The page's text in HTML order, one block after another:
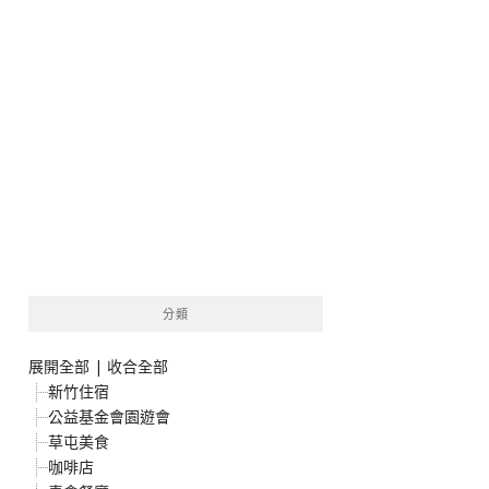
分類
展開全部 | 收合全部
新竹住宿
公益基金會園遊會
草屯美食
咖啡店